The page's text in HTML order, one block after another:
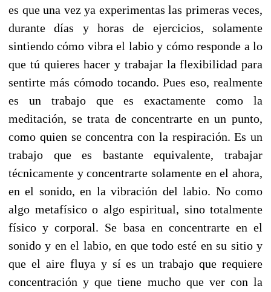
es que una vez ya experimentas las primeras veces,
durante días y horas de ejercicios, solamente
sintiendo cómo vibra el labio y cómo responde a lo
que tú quieres hacer y trabajar la flexibilidad para
sentirte más cómodo tocando. Pues eso, realmente
es un trabajo que es exactamente como la
meditación, se trata de concentrarte en un punto,
como quien se concentra con la respiración. Es un
trabajo que es bastante equivalente, trabajar
técnicamente y concentrarte solamente en el ahora,
en el sonido, en la vibración del labio. No como
algo metafísico o algo espiritual, sino totalmente
físico y corporal. Se basa en concentrarte en el
sonido y en el labio, en que todo esté en su sitio y
que el aire fluya y sí es un trabajo que requiere
concentración y que tiene mucho que ver con la